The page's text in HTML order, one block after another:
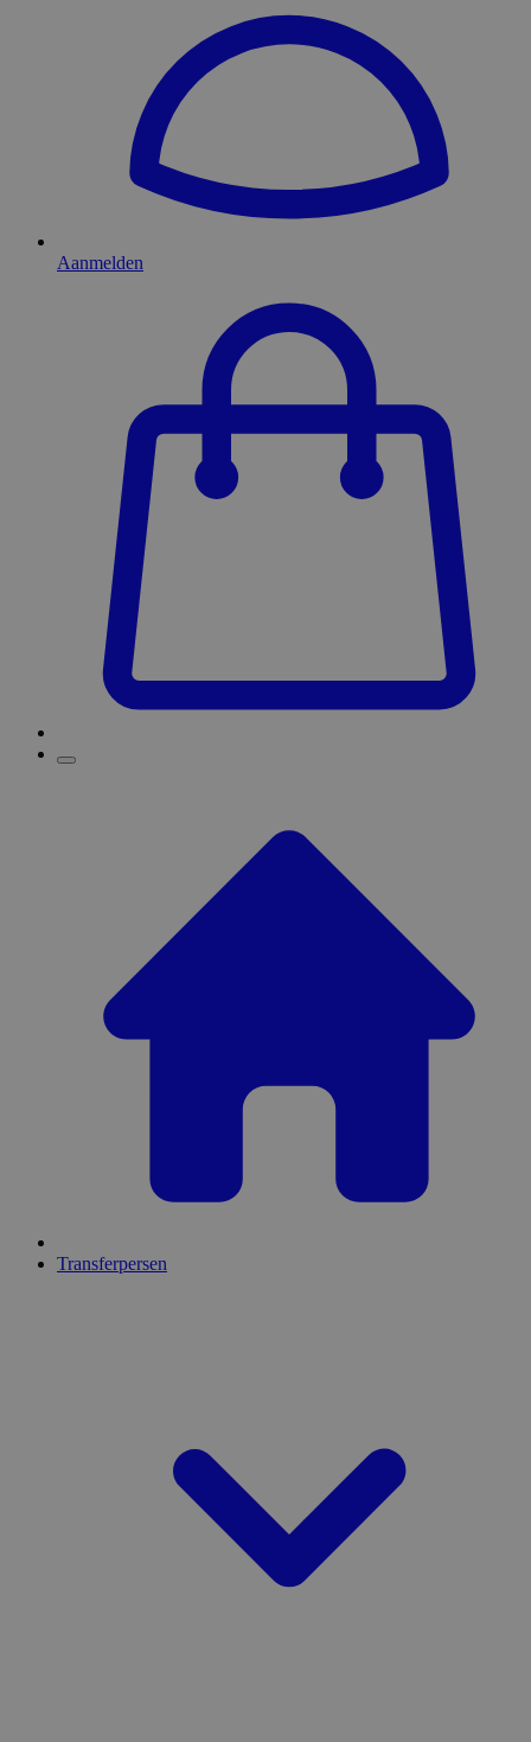
Aanmelden
Transferpersen